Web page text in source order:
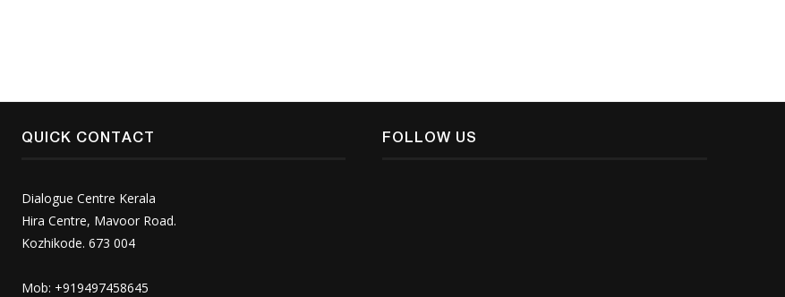
QUICK CONTACT
Dialogue Centre Kerala
Hira Centre, Mavoor Road.
Kozhikode. 673 004
Mob: +919497458645
FOLLOW US